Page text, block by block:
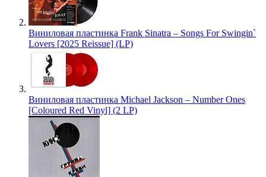
Виниловая пластинка Frank Sinatra – Songs For Swingin`
Lovers [2025 Reissue] (LP)
Виниловая пластинка Michael Jackson – Number Ones
[Coloured Red Vinyl] (2 LP)